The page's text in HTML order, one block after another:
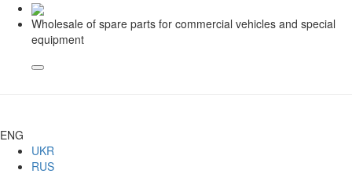
Wholesale of spare parts for commercial vehicles and special
equipment
ENG
UKR
RUS